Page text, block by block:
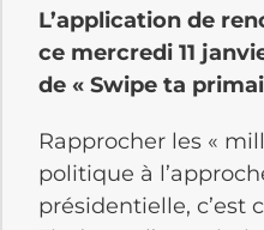
L’application de
ce mercredi 11
de « Swipe ta
Rapprocher les «
politique à
présidentielle, c’est